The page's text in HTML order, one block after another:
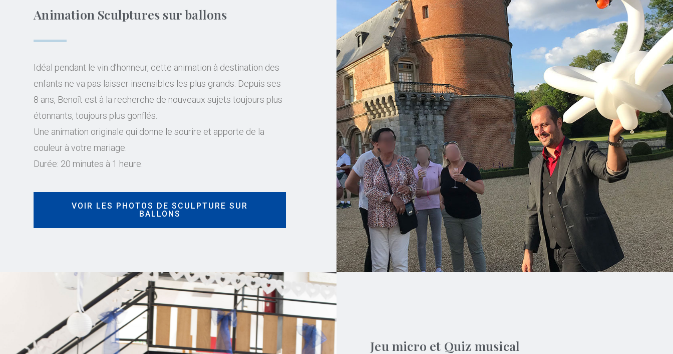
Animation Sculptures sur ballons
Idéal pendant le vin d’honneur, cette animation à destination des
enfants ne va pas laisser insensibles les plus grands. Depuis ses
8 ans, Benoît est à la recherche de nouveaux sujets toujours plus
étonnants, toujours plus gonflés.
Une animation originale qui donne le sourire et apporte de la
couleur à votre mariage.
Durée: 20 minutes à 1 heure.
VOIR LES PHOTOS DE SCULPTURE SUR
BALLONS
Jeu micro et Quiz musical